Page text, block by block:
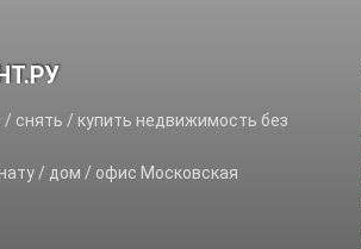
снять / купить недвижимость без
/ дом / офис Московская